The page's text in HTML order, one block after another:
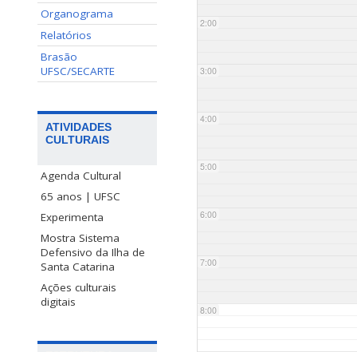
Organograma
Relatórios
Brasão
UFSC/SECARTE
ATIVIDADES
CULTURAIS
Agenda Cultural
65 anos | UFSC
Experimenta
Mostra Sistema
Defensivo da Ilha de
Santa Catarina
Ações culturais
digitais
2:00
3:00
4:00
5:00
6:00
7:00
8:00